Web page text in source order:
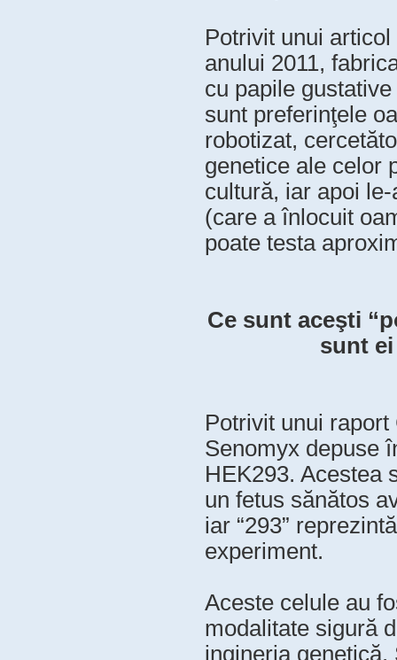
Potrivit unui
anului 2011,
cu papile
sunt preferinţele
robotizat,
genetice ale celor
cultură, iar apoi
(care a înlocuit
poate testa
Ce sunt aceşti
sunt
Potrivit unui
Senomyx depuse
HEK293. Acestea
un fetus sănătos
iar “293”
experiment.
Aceste celule au
modalitate sigură
ingineria